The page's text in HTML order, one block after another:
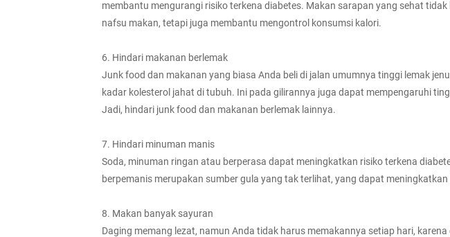
membantu mengurangi risiko terkena diabetes. Makan sarapan yang sehat
nafsu makan, tetapi juga membantu mengontrol konsumsi kalori.
6. Hindari makanan berlemak
Junk food dan makanan yang biasa Anda beli di jalan umumnya tinggi lemak
kadar kolesterol jahat di tubuh. Ini pada gilirannya juga dapat mempengaruhi
Jadi, hindari junk food dan makanan berlemak lainnya.
7. Hindari minuman manis
Soda, minuman ringan atau berperasa dapat meningkatkan risiko terkena
berpemanis merupakan sumber gula yang tak terlihat, yang dapat
8. Makan banyak sayuran
Daging memang lezat, namun Anda tidak harus memakannya setiap hari,